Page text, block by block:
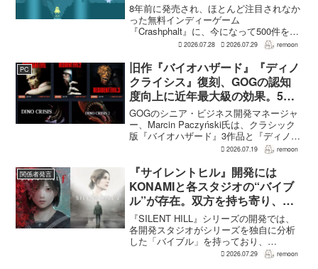
8年前に発売され、ほとんど注目されなか
った無料インディーゲーム
『Crashphalt』に、今になって500件を超
えるレビューが集まっている。しかし、
く無関係の作品『Undertale』について
語...
2026.07.28 2026.07.29 remoon
PC
旧作『バイオハザード』『ディノ
クライシス』復刻、GOGの認知
度向上に近年最大級の効果。5作
品は90％超の肯定的評価
GOGのシニア・ビジネス開発マネージャ
ー、Marcin Paczyński氏は、クラシック
版『バイオハザード』3作品と『ディノク
ライシス』2作品の復刻が、近年のGOG
上に認知度向上へ貢献したと語った。現
在...
2026.07.19 remoon
関係者発言
『サイレントヒル』開発には
KONAMIと各スタジオの“バイブ
ル”が存在。双方を持ち寄り、重
点を決める
『SILENT HILL』シリーズの開発では、
各開発スタジオがシリーズを独自に分析
した「バイブル」を持っており、
KONAMI側でもユーザー調査や過去作品
2026.07.29 remoon